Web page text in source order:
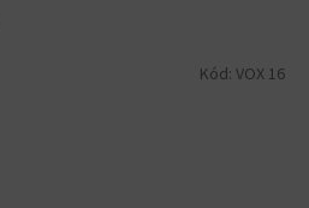
Kód: VOX 16